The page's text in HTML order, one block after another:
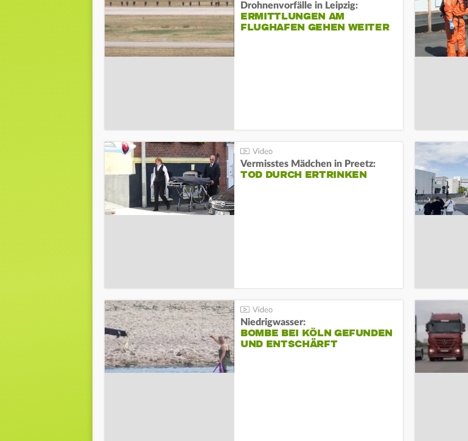
Drohnenvorfälle in Leipzig:
ERMITTLUNGEN AM
FLUGHAFEN GEHEN WEITER
Vermisstes Mädchen in Preetz:
TOD DURCH ERTRINKEN
Niedrigwasser:
BOMBE BEI KÖLN GEFUNDEN
UND ENTSCHÄRFT